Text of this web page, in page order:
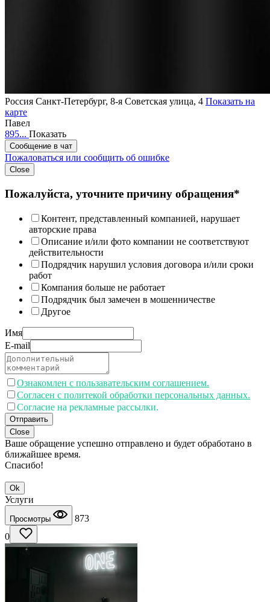
Россия Санкт-Петербург, 8-я Советская улица, 4 Показать на
карте
Павел
895... Показать
Сообщение в чат
Пожаловаться или сообщить об ошибке
Close
Пожалуйста, уточните причину обращения*
Контент, представленный компанией, нарушает
авторские права
Описание и/или фото компании не соответствуют
действительности
Подрядчик нарушил условия договора и/или сроки
работ
Компания больше не работает
Подрядчик был замечен в мошенничестве
Другое
Имя
E-mail
Ознакомлен с пользавательским соглашением.
Согласен с политекой обработки персональных данных.
Согласие на рекламные рассылки.
Отправить
Close
Ваше обращение успешно отправлено и будет обработано в
ближайшее время.
Спасибо!
Ok
Услуги
Просмотры
873
0